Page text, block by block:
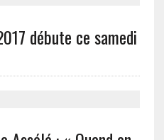
débute ce samedi